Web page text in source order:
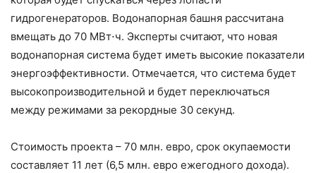
гидрогенераторов. Водонапорная башня рассчитана
вмещать до 70 МВт⋅ч. Эксперты считают, что новая
водонапорная система будет иметь высокие показатели
энергоэффективности. Отмечается, что система будет
высокопроизводительной и будет переключаться
между режимами за рекордные 30 секунд.
Стоимость проекта – 70 млн. евро, срок окупаемости
составляет 11 лет (6,5 млн. евро ежегодного дохода).